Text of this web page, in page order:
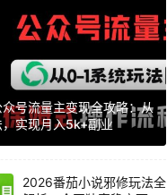
号流量主变现全攻略：从
实现月入5k+副业
2026番茄小说邪修玩法全